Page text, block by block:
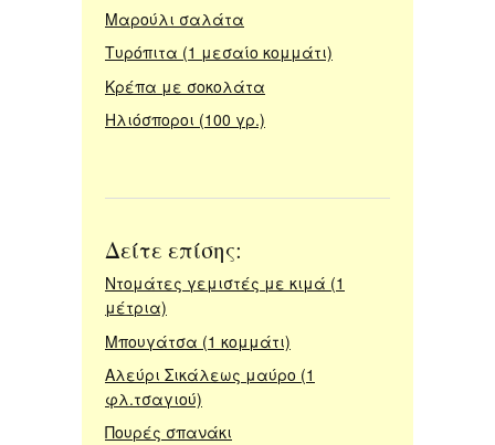
Μαρούλι σαλάτα
Τυρόπιτα (1 μεσαίο κομμάτι)
Κρέπα με σοκολάτα
Ηλιόσποροι (100 γρ.)
Δείτε επίσης:
Ντομάτες γεμιστές με κιμά (1
μέτρια)
Μπουγάτσα (1 κομμάτι)
Αλεύρι Σικάλεως μαύρο (1
φλ.τσαγιού)
Πουρές σπανάκι